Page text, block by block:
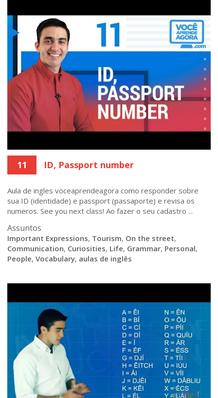
11 ID, Passport number
Aula de ingles voceaprendeagora como responder sobre
sua ID (identidade) e passport (passaporte) e revisa os
numeros. See you next class! Ao fazer o seu cadastro ...
Assuntos
Important Expressions, Tourism, On the street,
Communication, Curiosities, Life, Grammar, Personal,
People, Vocabulary, aulas de inglês